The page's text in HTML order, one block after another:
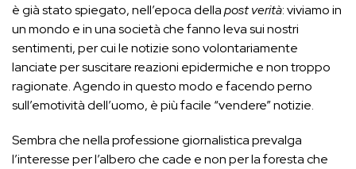
è già stato spiegato, nell’epoca dellapost verità: viviamo in
un mondo e in una società che fanno leva sui nostri
sentimenti, per cui le notizie sono volontariamente
lanciate per suscitare reazioni epidermiche e non troppo
ragionate. Agendo in questo modo e facendo perno
sull’emotività dell’uomo, è più facile “vendere” notizie.
Sembra che nella professione giornalistica prevalga
l’interesse per l’albero che cade e non per la foresta che